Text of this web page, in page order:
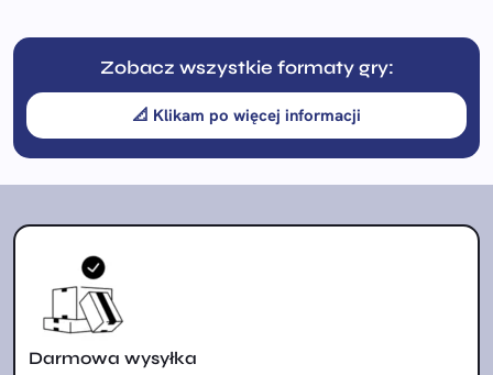
Zobacz wszystkie formaty gry:
📐 Klikam po więcej informacji
Darmowa wysyłka